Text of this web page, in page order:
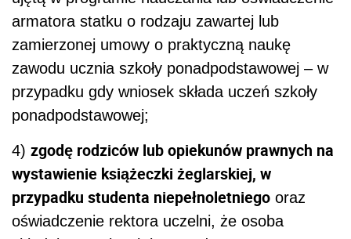
armatora statku o rodzaju zawartej lub
zamierzonej umowy o praktyczną naukę
zawodu ucznia szkoły ponadpodstawowej – w
przypadku gdy wniosek składa uczeń szkoły
ponadpodstawowej;
4) zgodę rodziców lub opiekunów prawnych na
wystawienie książeczki żeglarskiej, w
przypadku studenta niepełnoletniego oraz
oświadczenie rektora uczelni, że osoba